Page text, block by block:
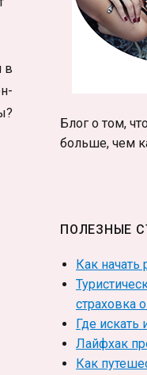
в
Блог о том,
больше, чем
ПОЛЕЗНЫЕ
Как начать
страховка
Где искать
Лайфхак
Как